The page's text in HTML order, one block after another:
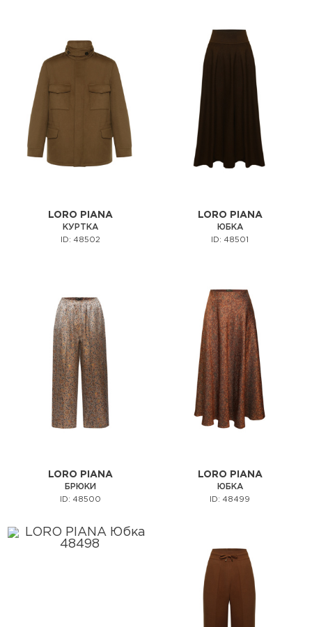
LORO PIANA
КУРТКА
ID: 48502
LORO PIANA
ЮБКА
ID: 48501
LORO PIANA
БРЮКИ
ID: 48500
LORO PIANA
ЮБКА
ID: 48499